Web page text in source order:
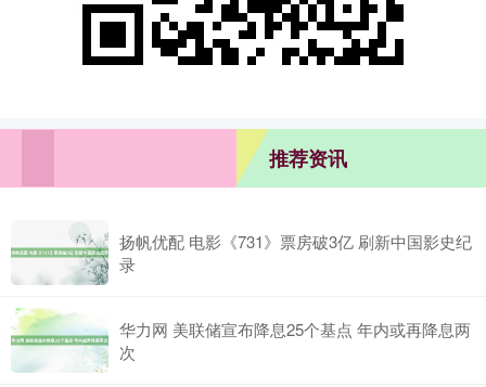
推荐资讯
扬帆优配 电影《731》票房破3亿 刷新中国影史纪
录
华力网 美联储宣布降息25个基点 年内或再降息两
次